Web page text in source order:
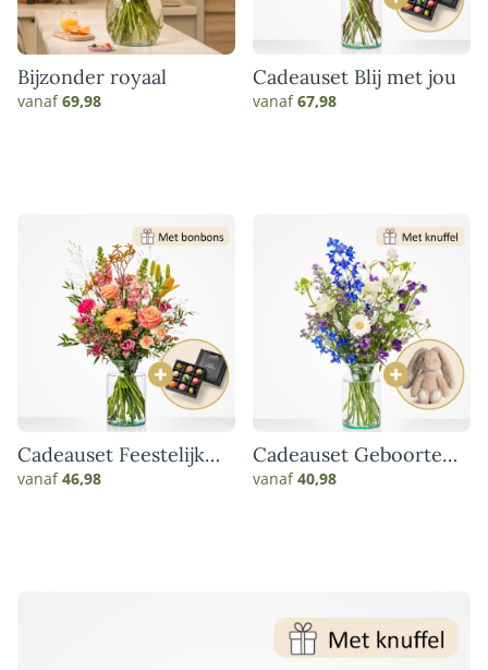
Bijzonder royaal
vanaf69,98
Cadeauset Blij met jou
vanaf67,98
Cadeauset Feestelijk
genieten
vanaf46,98
Cadeauset Geboorte
blauw
vanaf40,98